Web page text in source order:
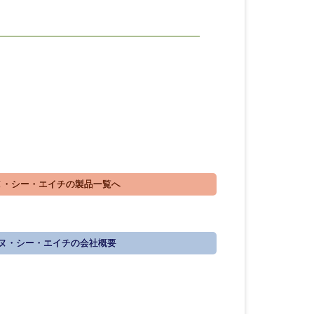
・シー・エイチの製品一覧へ
・シー・エイチの会社概要